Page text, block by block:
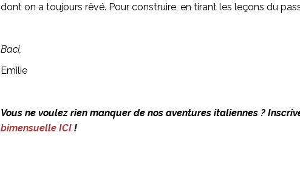
dont on a toujours rêvé. Pour construire, en tirant les leçons du
Baci,
Emilie
Vous ne voulez rien manquer de nos aventures italiennes ?
bimensuelle ICI !